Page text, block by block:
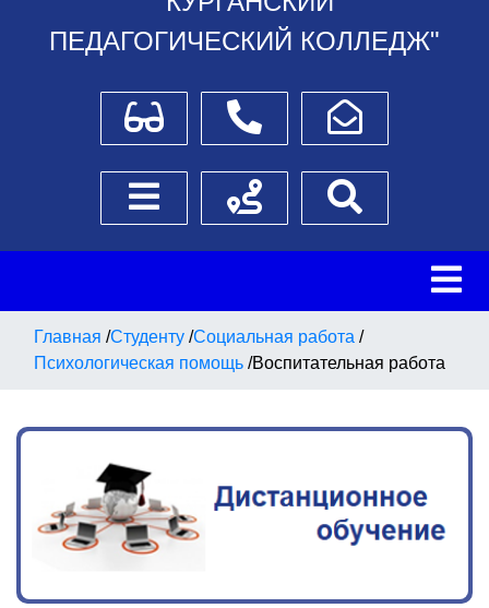
ПЕДАГОГИЧЕСКИЙ КОЛЛЕДЖ"
Для слабовидящихТелефоныНаписать обращение
Боковое менюСхема проезда
Главная /Студенту /Социальная работа /
Психологическая помощь /Воспитательная работа